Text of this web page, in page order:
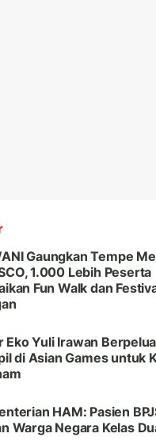
Gaungkan Tempe
1.000 Lebih Peserta
Fun Walk dan
Eko Yuli Irawan
di Asian Games untuk
HAM: Pasien
Warga Negara Kelas